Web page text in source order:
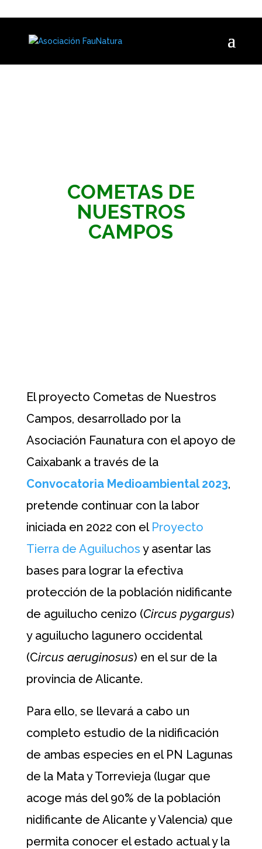
COMETAS DE
NUESTROS
CAMPOS
El proyecto Cometas de Nuestros
Campos, desarrollado por la
Asociación Faunatura con el apoyo de
Caixabank a través de la
Convocatoria Medioambiental 2023,
pretende continuar con la labor
iniciada en 2022 con el Proyecto
Tierra de Aguiluchos y asentar las
bases para lograr la efectiva
protección de la población nidificante
de aguilucho cenizo (Circus pygargus)
y aguilucho lagunero occidental
(Circus aeruginosus) en el sur de la
provincia de Alicante.
Para ello, se llevará a cabo un
completo estudio de la nidificación
de ambas especies en el PN Lagunas
de la Mata y Torrevieja (lugar que
acoge más del 90% de la población
nidificante de Alicante y Valencia) que
permita conocer el estado actual y la